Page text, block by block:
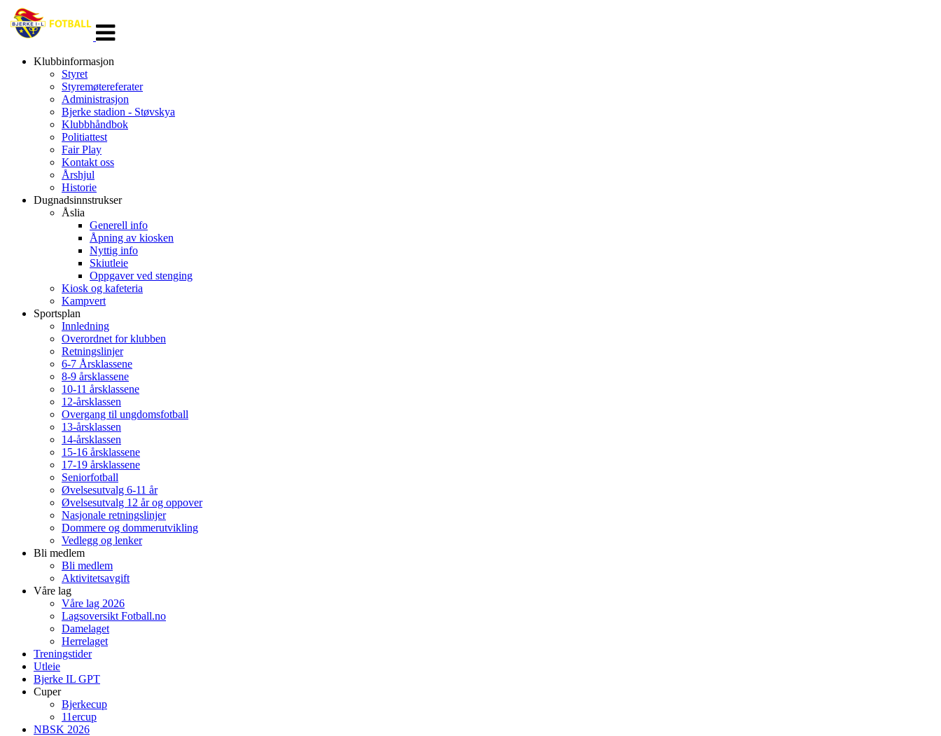
navigasjon
Klubbinformasjon
Styret
Styremøtereferater
Administrasjon
Bjerke stadion - Støvskya
Klubbhåndbok
Politiattest
Fair Play
Kontakt oss
Årshjul
Historie
Dugnadsinnstrukser
Åslia
Generell info
Åpning av kiosken
Nyttig info
Skiutleie
Oppgaver ved stenging
Kiosk og kafeteria
Kampvert
Sportsplan
Innledning
Overordnet for klubben
Retningslinjer
6-7 Årsklassene
8-9 årsklassene
10-11 årsklassene
12-årsklassen
Overgang til ungdomsfotball
13-årsklassen
14-årsklassen
15-16 årsklassene
17-19 årsklassene
Seniorfotball
Øvelsesutvalg 6-11 år
Øvelsesutvalg 12 år og oppover
Nasjonale retningslinjer
Dommere og dommerutvikling
Vedlegg og lenker
Bli medlem
Bli medlem
Aktivitetsavgift
Våre lag
Våre lag 2026
Lagsoversikt Fotball.no
Damelaget
Herrelaget
Treningstider
Utleie
Bjerke IL GPT
Cuper
Bjerkecup
11ercup
NBSK 2026